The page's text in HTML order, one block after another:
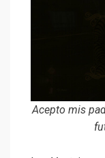
Acepto mis